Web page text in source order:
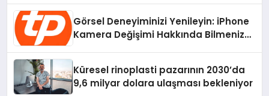
Görsel Deneyiminizi Yenileyin: iPhone
Kamera Değişimi Hakkında Bilmeniz
Küresel rinoplasti pazarının 2030’da
9,6 milyar dolara ulaşması bekleniyor